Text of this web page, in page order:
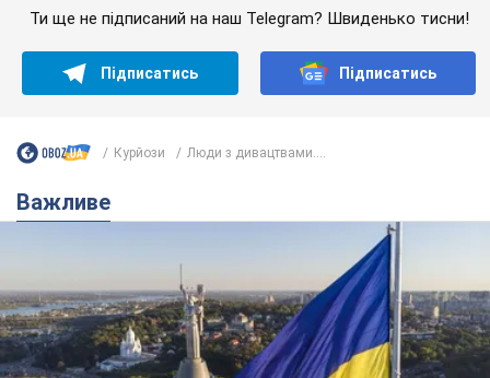
чому її боялася Російська імперія: про це не
Державним символом є тільки перший куплет та приспів пісні
7 годин тому 32,1 т.
Олександру Пономарьову – 53: що